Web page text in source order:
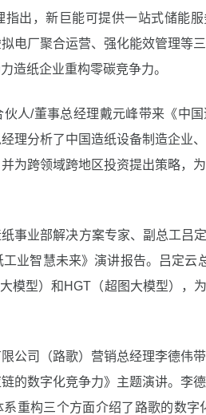
指出，新巨能可提供一站式储能
电厂聚合运营、强化能效管理等
造纸企业重构零碳竞争力。
伙人/董事总经理戴元峰带来《中
理分析了中国造纸设备制造企业
为跨领域跨地区投资提出策略，
事业部解决方案专家、副总工吕
业智慧未来》演讲报告。吕定云
模型）和HGT（超图大模型），
公司（路歌）营销总经理李德伟
的数字化竞争力》主题演讲。李
重构三个方面介绍了路歌的数字